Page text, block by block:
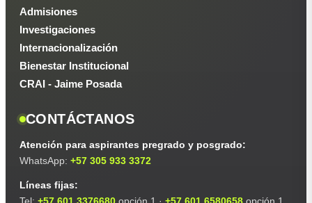
Admisiones
Investigaciones
Internacionalización
Bienestar Institucional
CRAI - Jaime Posada
CONTÁCTANOS
Atención para aspirantes pregrado y posgrado:
WhatsApp: +57 305 933 3372
Líneas fijas:
Tel: +57 601 3376680 opción 1 · +57 601 6580658 opción 1